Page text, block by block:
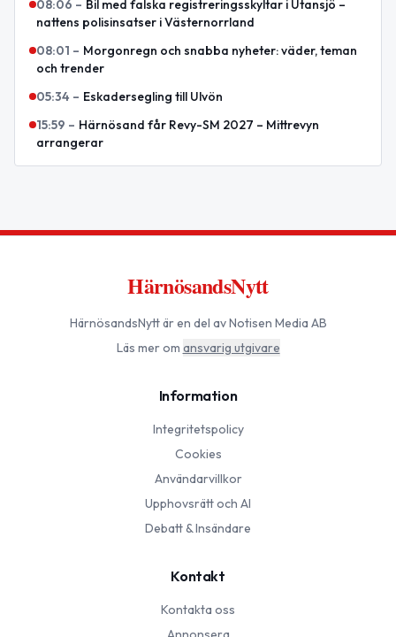
08:06 – Bil med falska registreringsskyltar i Utansjö –
nattens polisinsatser i Västernorrland
08:01 – Morgonregn och snabba nyheter: väder, teman
och trender
05:34 – Eskadersegling till Ulvön
15:59 – Härnösand får Revy-SM 2027 – Mittrevyn
arrangerar
HärnösandsNytt
HärnösandsNyttär en del av Notisen Media AB
Läs mer om ansvarig utgivare
Information
Integritetspolicy
Cookies
Användarvillkor
Upphovsrätt och AI
Debatt & Insändare
Kontakt
Kontakta oss